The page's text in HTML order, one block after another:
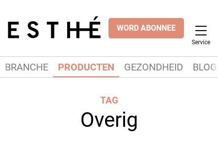
WORD ABONNEE
Service
BRANCHE PRODUCTEN GEZONDHEID
TAG
Overig